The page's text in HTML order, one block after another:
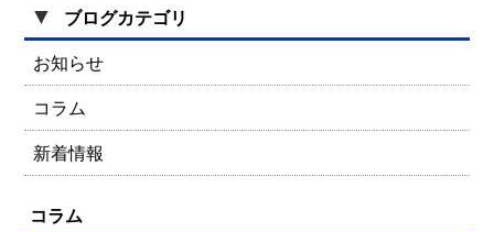
▼ ブログカテゴリ
お知らせ
コラム
新着情報
コラム